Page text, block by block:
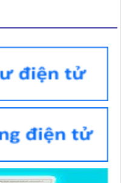
Sáng tạo kỹ thuật tỉnh
dẫn chuyên môn các
phòng bệnh”